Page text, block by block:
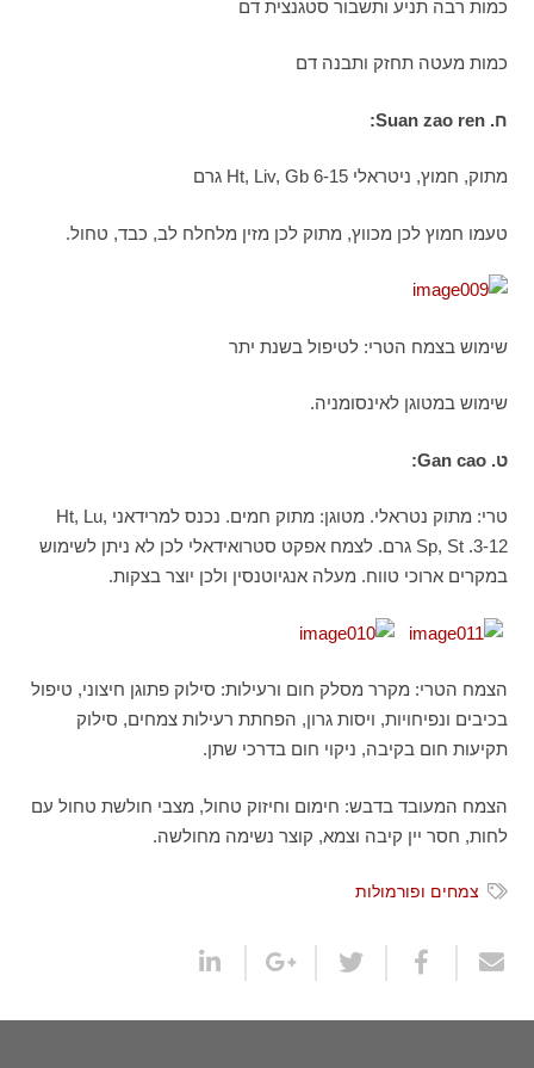
כמות רבה תניע ותשבור סטגנצית דם
כמות מעטה תחזק ותבנה דם
ח.Suan zao ren
:
מתוק, חמוץ, ניטראלי Ht, Liv, Gb 6-15 גרם
טעמו חמוץ לכן מכווץ, מתוק לכן מזין מלחלח לב, כבד, טחול.
שימוש בצמח הטרי: לטיפול בשנת יתר
שימוש במטוגן לאינסומניה.
ט.Gan cao
:
טרי: מתוק נטראלי. מטוגן: מתוק חמים. נכנס למרידאני Ht, Lu,
Sp, St .3-12 גרם. לצמח אפקט סטרואידאלי לכן לא ניתן לשימוש
במקרים ארוכי טווח. מעלה אנגיוטנסין ולכן יוצר בצקות.
הצמח הטרי: מקרר מסלק חום ורעילות: סילוק פתוגן חיצוני, טיפול
בכיבים ונפיחויות, ויסות גרון, הפחתת רעילות צמחים, סילוק
תקיעות חום בקיבה, ניקוי חום בדרכי שתן.
הצמח המעובד בדבש: חימום וחיזוק טחול, מצבי חולשת טחול עם
לחות, חסר יין קיבה וצמא, קוצר נשימה מחולשה.
צמחים ופורמולות